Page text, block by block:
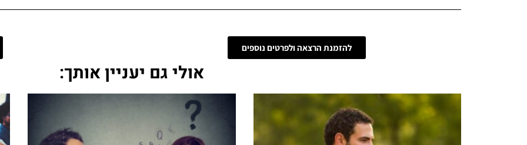
להזמנת הרצאה ולפרטים נוספים
אולי גם יעניין אותך: